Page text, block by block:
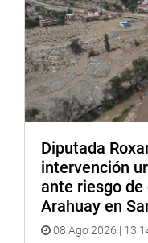
Precio de venta en la
Cercado de Lima) S/.
Más información:
311-7735 / redes:
Tienda virtual:
https://
Fondo Editorial del
Diputada
intervención
ante riesgo
Arahuay en
08 Ago 2026 |